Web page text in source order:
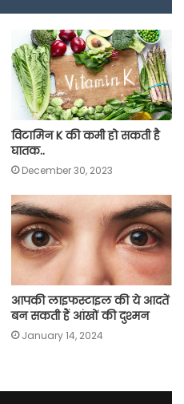
विटामिन K की कमी हो सकती है
घातक..
December 30, 2023
आपकी लाइफस्टाइल की ये आदतें
बन सकती हैं आंखों की दुश्मन
January 14, 2024